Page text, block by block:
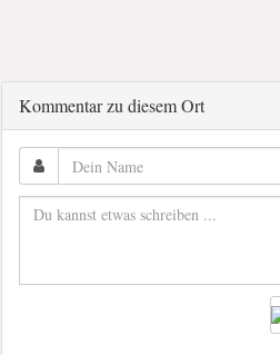
Kommentar zu diesem Ort